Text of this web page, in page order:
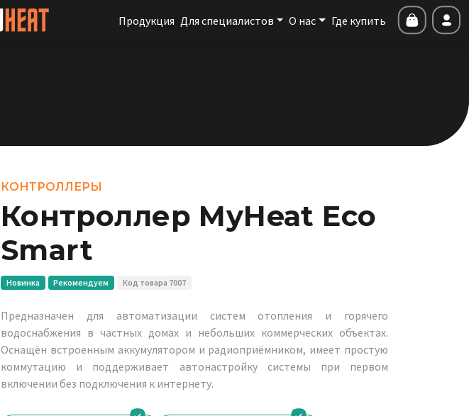
Продукция Для специалистов О нас Где купить
КОНТРОЛЛЕРЫ
Контроллер MyHeat Eco
Smart
Новинка Рекомендуем Код товара 7007
Предназначен для автоматизации систем отопления и горячего
водоснабжения в частных домах и небольших коммерческих объектах.
Оснащён встроенным аккумулятором и радиоприёмником, имеет простую
коммутацию и поддерживает автонастройку системы при первом
включении без подключения к интернету.